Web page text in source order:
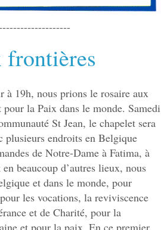
frontières
à 19h, nous prions le rosaire aux
la Paix dans le monde. Samedi
St Jean, le chapelet sera
plusieurs endroits en Belgique
de Notre-Dame à Fatima, à
beaucoup d’autres lieux, nous
et dans le monde, pour
les vocations, la reviviscence
et de Charité, pour la